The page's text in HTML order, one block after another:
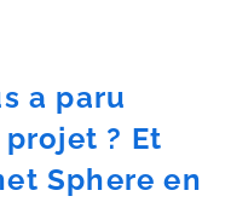
a paru
? Et
Sphere en